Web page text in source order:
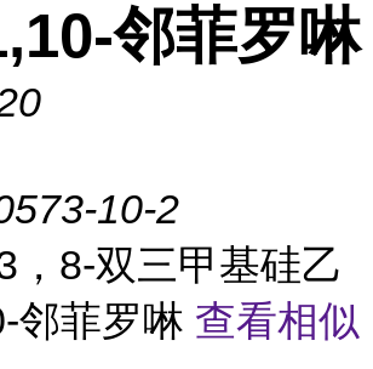
邻菲罗啉
10-2
，8-双三甲基硅乙
邻菲罗啉 查看相似